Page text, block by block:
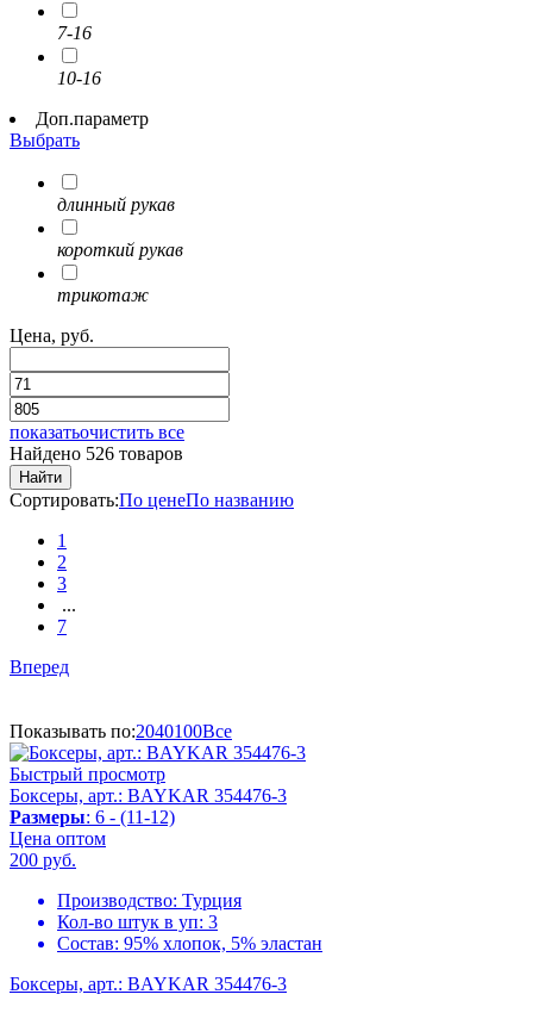
7-16
10-16
Доп.параметр
Выбрать
длинный рукав
короткий рукав
трикотаж
Цена, руб.
показатьочистить все
Найдено 526 товаров
Найти
Сортировать:По ценеПо названию
1
2
3
...
7
Вперед
Показывать по:2040100Все
Быстрый просмотр
Боксеры, арт.: BAYKAR 354476-3
Размеры: 6 - (11-12)
Цена оптом
200 руб.
Производство: Турция
Кол-во штук в уп: 3
Состав: 95% хлопок, 5% эластан
Боксеры, арт.: BAYKAR 354476-3